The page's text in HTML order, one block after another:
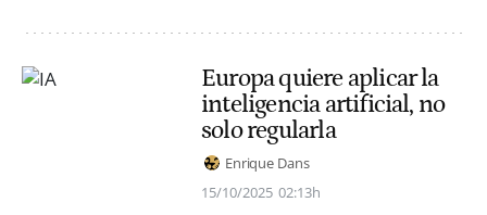
Europa quiere aplicar la
inteligencia artificial, no
solo regularla
Enrique Dans
15/10/2025 02:13h